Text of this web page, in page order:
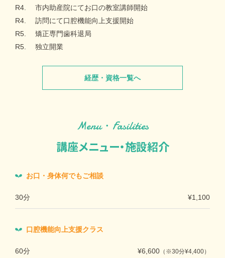
R4.
市内助産院にてお口の教室講師開始
R4.
訪問にて口腔機能向上支援開始
R5.
矯正専門歯科退局
R5.
独立開業
経歴・資格一覧へ
Menu・Fasilities
講座メニュー・施設紹介
お口・身体何でもご相談
30分 ¥1,100
口腔機能向上支援クラス
60分 ¥6,600 （※30分¥4,400）